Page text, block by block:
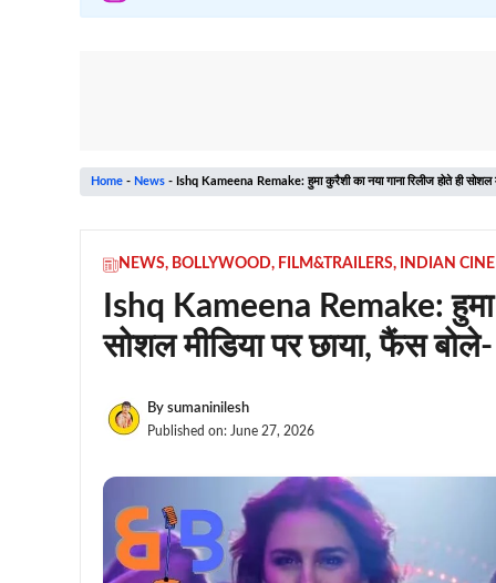
Home - News - Ishq Kameena Remake: हुमा कुरैशी का नया गाना रिलीज होते ही सोशल
NEWS, BOLLYWOOD, FILM&TRAILERS, INDIAN
Ishq Kameena Remake: हुमा
सोशल मीडिया पर छाया, फैंस
By sumaninilesh
Published on: June 27, 2026